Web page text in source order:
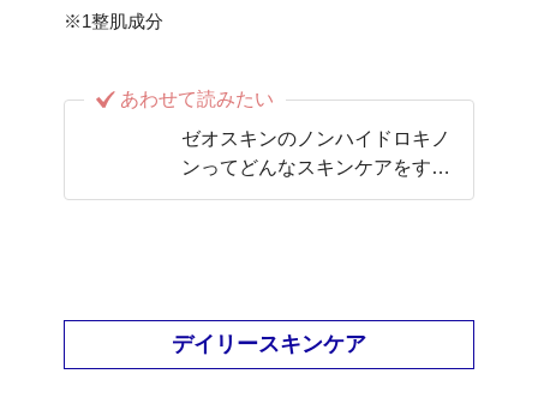
※1整肌成分
あわせて読みたい
ゼオスキンのノンハイドロキノ
ンってどんなスキンケアをする
の？ 効果や使用アイテムを徹底
デイリースキンケア